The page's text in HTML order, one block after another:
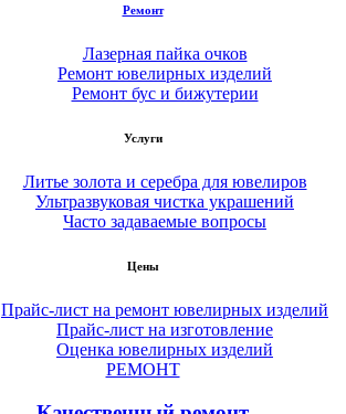
Ремонт
Лазерная пайка очков
Ремонт ювелирных изделий
Ремонт бус и бижутерии
Услуги
Литье золота и серебра для ювелиров
Ультразвуковая чистка украшений
Часто задаваемые вопросы
Цены
Прайс-лист на ремонт ювелирных изделий
Прайс-лист на изготовление
Оценка ювелирных изделий
РЕМОНТ